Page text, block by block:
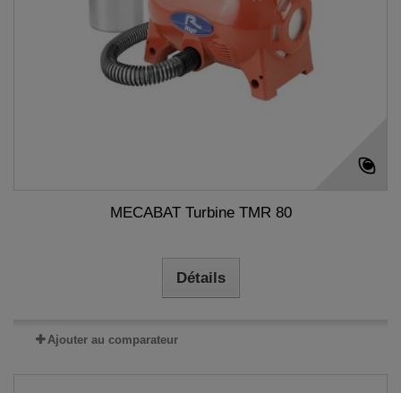
MECABAT Turbine TMR 80
Détails
Ajouter au comparateur